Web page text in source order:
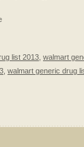
list 2013 walmart
walmart generic drug